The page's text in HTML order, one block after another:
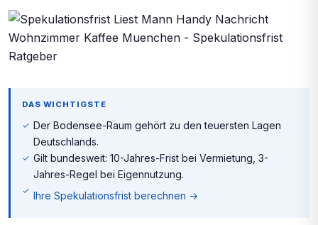
DAS WICHTIGSTE
Der Bodensee-Raum gehört zu den teuersten Lagen
Deutschlands.
Gilt bundesweit: 10-Jahres-Frist bei Vermietung, 3-
Jahres-Regel bei Eigennutzung.
Ihre Spekulationsfrist berechnen →